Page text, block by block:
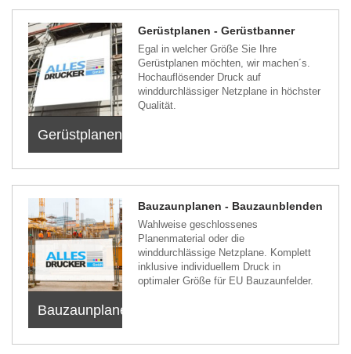
Gerüstplanen
Gerüstplanen - Gerüstbanner
Egal in welcher Größe Sie Ihre
Gerüstplanen möchten, wir machen´s.
Hochauflösender Druck auf
winddurchlässiger Netzplane in höchster
Qualität.
Bauzaunplanen
Bauzaunplanen - Bauzaunblenden
Wahlweise geschlossenes
Planenmaterial oder die
winddurchlässige Netzplane. Komplett
inklusive individuellem Druck in
optimaler Größe für EU Bauzaunfelder.